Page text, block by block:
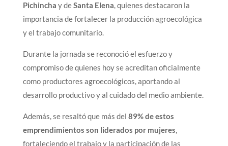
Pichincha y deSanta Elena, quienes destacaron la
importancia de fortalecer la producción agroecológica
y el trabajo comunitario.
Durante la jornada se reconoció el esfuerzo y
compromiso de quienes hoy se acreditan oficialmente
como productores agroecológicos, aportando al
desarrollo productivo y al cuidado del medio ambiente.
Además, se resaltó que más del 89% de estos
emprendimientos son liderados por mujeres,
fortaleciendo el trabajo y la participación de las